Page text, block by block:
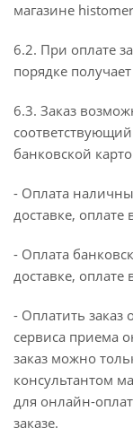
магазине
6.2. При оплате
порядке
6.3. Заказ
банковской
- Оплата
доставке, оплате
- Оплата
доставке, оплате
- Оплатить
сервиса приема
заказ можно
консультантом
для онлайн-
заказе.